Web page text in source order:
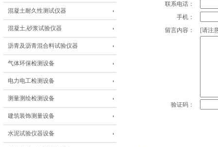
混凝土耐久性测试仪器
混凝土,砂浆试验仪器
沥青及沥青混合料试验仪器
气体环保检测设备
电力电工检测设备
测量测绘检测设备
建筑装饰测量设备
水泥试验仪器设备
联系电话：
手机：
留言内容：
[请注
验证码：